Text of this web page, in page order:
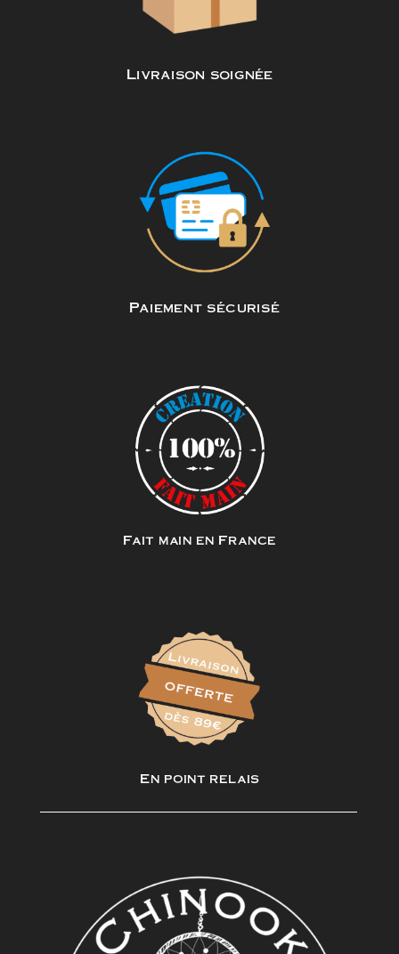
Livraison soignée
Paiement sécurisé
Fait main en France
En point relais